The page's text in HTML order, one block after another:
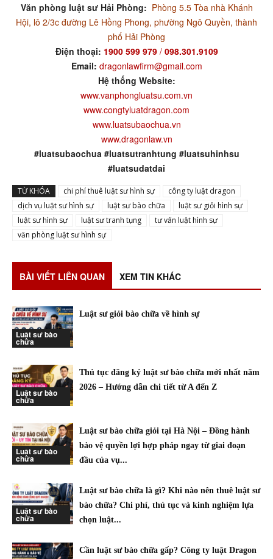
Văn phòng luật sư Hải Phòng: Phòng 5.5 Tòa nhà Khánh
Hội, lô 2/3c đường Lê Hồng Phong, phường Ngô Quyền, thành
phố Hải Phòng
Điện thoại: 1900 599 979/ 098.301.9109
Email: dragonlawfirm@gmail.com
Hệ thống Website:
www.vanphongluatsu.com.vn
www.congtyluatdragon.com
www.luatsubaochua.vn
www.dragonlaw.vn
#luatsubaochua #luatsutranhtung #luatsuhinhsu
#luatsudatdai
TỪ KHÓA chi phí thuê luật sư hình sự
công ty luật dragon
dịch vụ luật sư hình sự
luật sư bào chữa
luật sư giỏi hình sự
luật sư hình sự
luật sư tranh tụng
tư vấn luật hình sự
văn phòng luật sư hình sự
BÀI VIẾT LIÊN QUAN XEM TIN KHÁC
Luật sư bào
chữa
Luật sư giỏi bào chữa về hình sự
Luật sư bào
chữa
Thủ tục đăng ký luật sư bào chữa mới nhất năm
2026 – Hướng dẫn chi tiết từ A đến Z
Luật sư bào
chữa
Luật sư bào chữa giỏi tại Hà Nội – Đồng hành
bảo vệ quyền lợi hợp pháp ngay từ giai đoạn
đầu của vụ...
Luật sư bào
chữa
Luật sư bào chữa là gì? Khi nào nên thuê luật sư
bào chữa? Chi phí, thủ tục và kinh nghiệm lựa
chọn luật...
Cần luật sư bào chữa gấp? Công ty luật Dragon